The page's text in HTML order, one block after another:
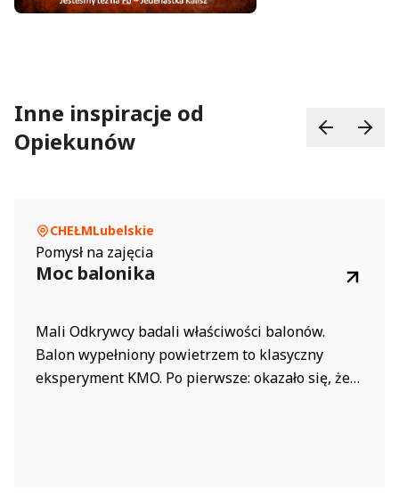
Inne inspiracje od
Opiekunów
CHEŁMLubelskie
Pomysł na zajęcia
Moc balonika
Mali Odkrywcy badali właściwości balonów.
Balon wypełniony powietrzem to klasyczny
eksperyment KMO. Po pierwsze: okazało się, że